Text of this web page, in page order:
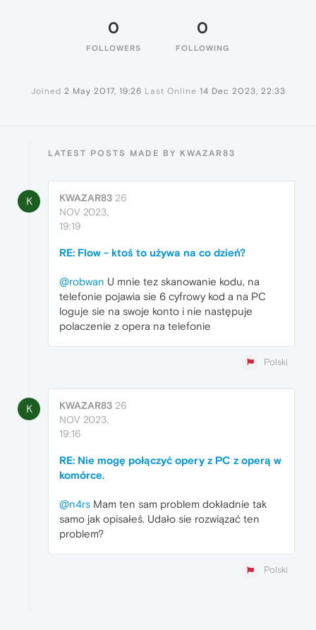
0
FOLLOWERS
0
FOLLOWING
Joined 2 May 2017, 19:26 Last Online 14 Dec 2023, 22:33
LATEST POSTS MADE BY KWAZAR83
K KWAZAR83 26
NOV 2023,
19:19
RE: Flow - ktoś to używa na co dzień?
@robwan U mnie tez skanowanie kodu, na
telefonie pojawia sie 6 cyfrowy kod a na PC
loguje sie na swoje konto i nie następuje
polaczenie z opera na telefonie
Polski
K KWAZAR83 26
NOV 2023,
19:16
RE: Nie mogę połączyć opery z PC z operą w
komórce.
@n4rs Mam ten sam problem dokładnie tak
samo jak opisałeś. Udało sie rozwiązać ten
problem?
Polski